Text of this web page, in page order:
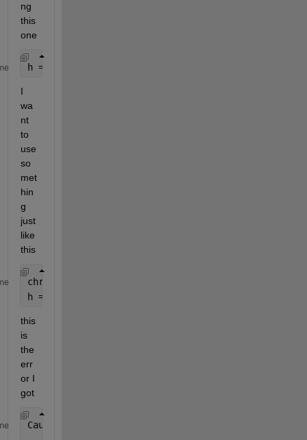
ng
this
one
h = boxplot(x,
I
wa
nt
to
use
so
met
hin
g
just
like
this
chr_A = string(A)
h = boxplot(x,
this
is
the
err
or I
got
Caused